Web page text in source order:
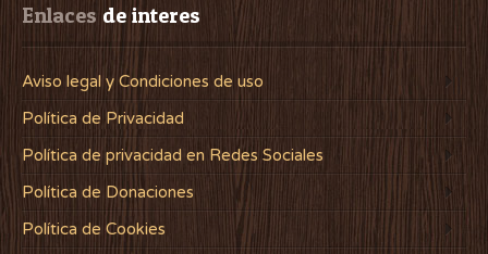
Enlaces de interes
Aviso legal y Condiciones de uso
Política de Privacidad
Política de privacidad en Redes Sociales
Política de Donaciones
Política de Cookies